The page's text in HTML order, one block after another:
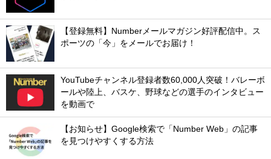
【登録無料】Numberメールマガジン好評配信中。ス
ポーツの「今」をメールでお届け！
YouTubeチャンネル登録者数60,000人突破！バレーボ
ールや陸上、バスケ、野球などの選手のインタビュー
を動画で
【お知らせ】Google検索で「Number Web」の記事
を見つけやすくする方法